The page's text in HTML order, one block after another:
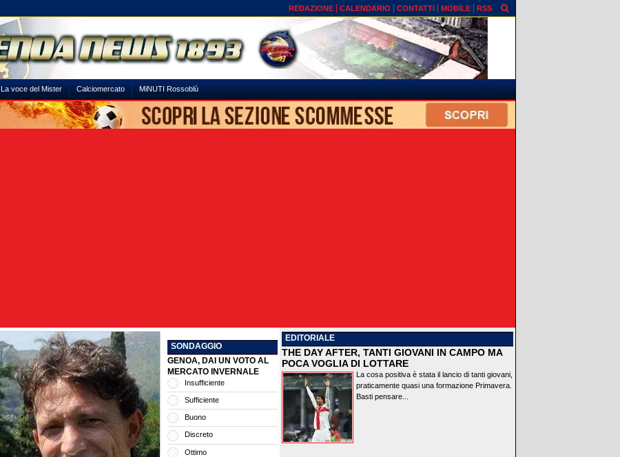
REDAZIONE CALENDARIO CONTATTI MOBILE RSS
La voce del Mister Calciomercato MiNUTI Rossoblù
SONDAGGIO
GENOA, DAI UN VOTO AL
MERCATO INVERNALE
Insufficiente
Sufficiente
Buono
Discreto
Ottimo
EDITORIALE
THE DAY AFTER, TANTI GIOVANI IN CAMPO MA
POCA VOGLIA DI LOTTARE
La cosa positiva è stata il lancio di tanti giovani,
praticamente quasi una formazione Primavera.
Basti pensare...